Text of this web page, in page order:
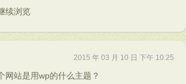
续浏览
2015 年 03 月 10 日 下午 10:25
网站是用wp的什么主题？